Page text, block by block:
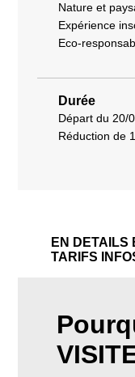
Nature et
Expérience
Eco-
Durée
Départ du 20/
Réduction de
EN DETAILS
TARIFS